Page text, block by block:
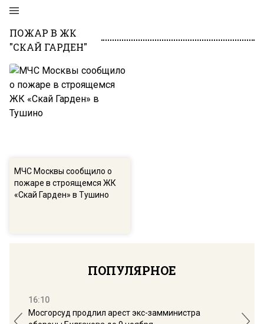
ПОЖАР В ЖК
"СКАЙ ГАРДЕН"
МЧС Москвы сообщило о
пожаре в строящемся ЖК
«Скай Гарден» в Тушино
ПОПУЛЯРНОЕ
16:10
Мосгорсуд продлил арест экс-замминистра